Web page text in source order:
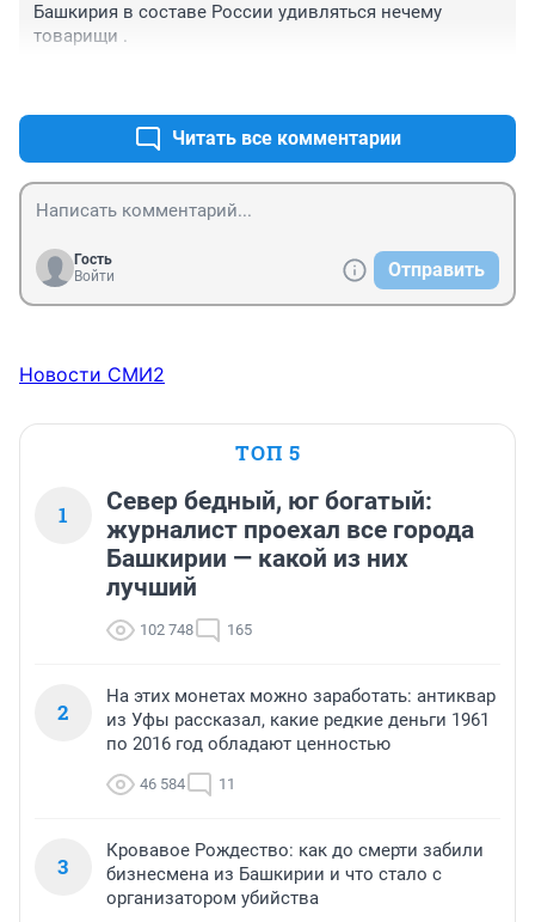
Башкирия в составе России удивляться нечему
товарищи .
Читать все комментарии
Гость
Войти
Отправить
Новости СМИ2
ТОП 5
1
Север бедный, юг богатый:
журналист проехал все города
Башкирии — какой из них
лучший
102 748 165
2
На этих монетах можно заработать: антиквар
из Уфы рассказал, какие редкие деньги 1961
по 2016 год обладают ценностью
46 584 11
3
Кровавое Рождество: как до смерти забили
бизнесмена из Башкирии и что стало с
организатором убийства